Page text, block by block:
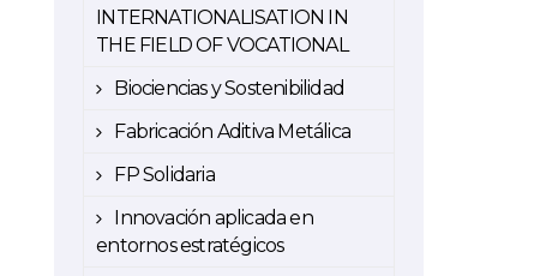
INTERNATIONALISATION IN
THE FIELD OF VOCATIONAL
Biociencias y Sostenibilidad
Fabricación Aditiva Metálica
FP Solidaria
Innovación aplicada en
entornos estratégicos